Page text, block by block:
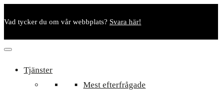
Vad tycker du om vår webbplats? Svara här!
Tjänster
Mest efterfrågade